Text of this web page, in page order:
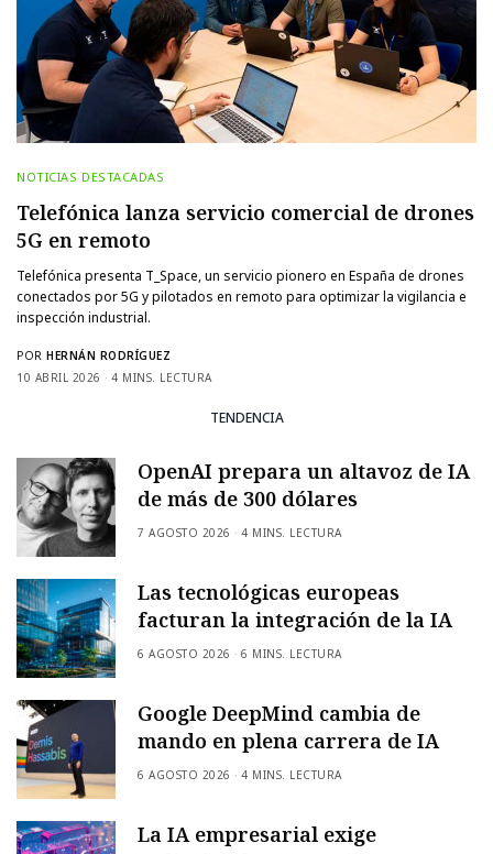
NOTICIAS DESTACADAS
Telefónica lanza servicio comercial de drones
5G en remoto
Telefónica presenta T_Space, un servicio pionero en España de drones
conectados por 5G y pilotados en remoto para optimizar la vigilancia e
inspección industrial.
POR HERNÁN RODRÍGUEZ
10 ABRIL 2026
4 MINS. LECTURA
TENDENCIA
OpenAI prepara un altavoz de IA
de más de 300 dólares
7 AGOSTO 2026 4 MINS. LECTURA
Las tecnológicas europeas
facturan la integración de la IA
6 AGOSTO 2026 6 MINS. LECTURA
Google DeepMind cambia de
mando en plena carrera de IA
6 AGOSTO 2026 4 MINS. LECTURA
La IA empresarial exige